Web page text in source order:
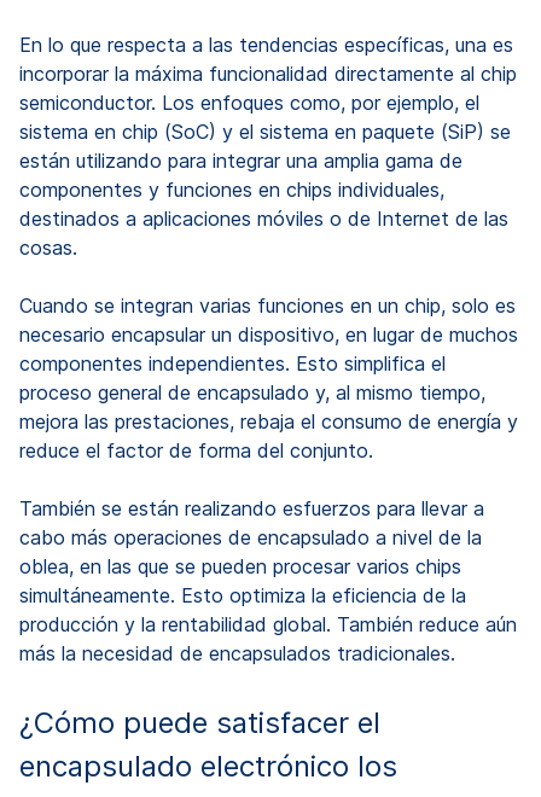
En lo que respecta a las tendencias específicas, una es
incorporar la máxima funcionalidad directamente al chip
semiconductor. Los enfoques como, por ejemplo, el
sistema en chip (SoC) y el sistema en paquete (SiP) se
están utilizando para integrar una amplia gama de
componentes y funciones en chips individuales,
destinados a aplicaciones móviles o de Internet de las
cosas.
Cuando se integran varias funciones en un chip, solo es
necesario encapsular un dispositivo, en lugar de muchos
componentes independientes. Esto simplifica el
proceso general de encapsulado y, al mismo tiempo,
mejora las prestaciones, rebaja el consumo de energía y
reduce el factor de forma del conjunto.
También se están realizando esfuerzos para llevar a
cabo más operaciones de encapsulado a nivel de la
oblea, en las que se pueden procesar varios chips
simultáneamente. Esto optimiza la eficiencia de la
producción y la rentabilidad global. También reduce aún
más la necesidad de encapsulados tradicionales.
¿Cómo puede satisfacer el
encapsulado electrónico los